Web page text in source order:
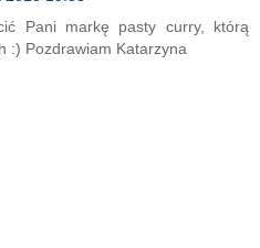
Pani markę pasty curry, którą
:) Pozdrawiam Katarzyna